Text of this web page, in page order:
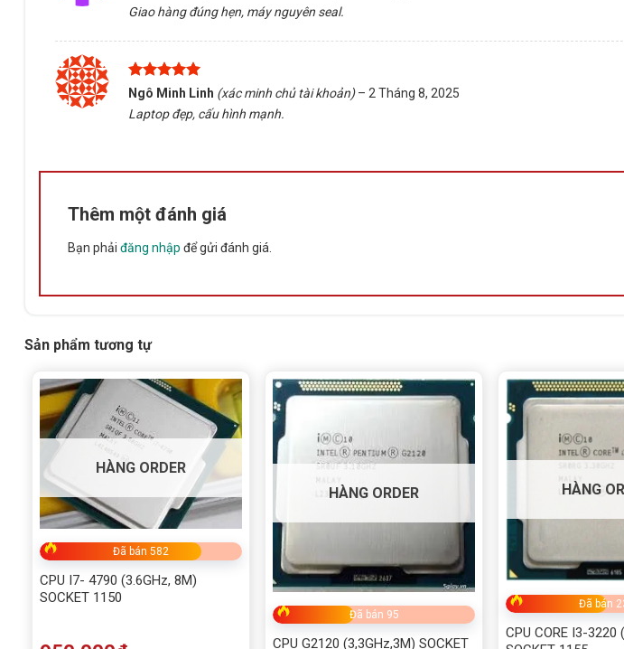
sao
Giao hàng đúng hẹn, máy nguyên seal.
Được xếp
hạng
sao
Ngô Minh Linh (xác minh chủ tài khoản) – 2 Tháng 8, 2025
Laptop đẹp, cấu hình mạnh.
Thêm một đánh giá
Bạn phải đăng nhập để gửi đánh giá.
Sản phẩm tương tự
HÀNG ORDER
Đã bán 582
CPU I7- 4790 (3.6GHz, 8M)
SOCKET 1150
HÀNG ORDER
Đã bán 95
CPU G2120 (3,3GHz,3M) SOCKET
HÀNG
Đã bán
CPU CORE I3-3220